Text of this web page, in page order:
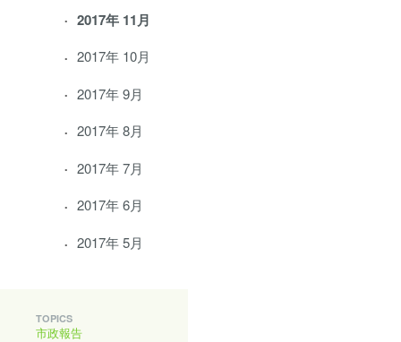
2017年 11月
2017年 10月
2017年 9月
2017年 8月
2017年 7月
2017年 6月
2017年 5月
TOPICS
市政報告